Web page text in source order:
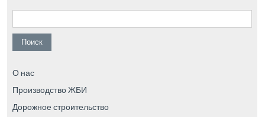
Найти:
О нас
Производство ЖБИ
Дорожное строительство